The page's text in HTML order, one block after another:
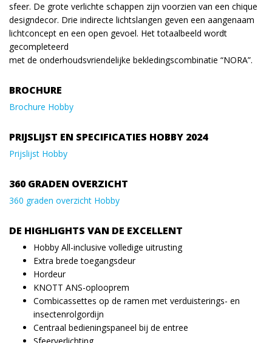
sfeer. De grote verlichte schappen zijn voorzien van een chique
designdecor. Drie indirecte lichtslangen geven een aangenaam
lichtconcept en een open gevoel. Het totaalbeeld wordt
gecompleteerd
met de onderhoudsvriendelijke bekledingscombinatie “NORA”.
BROCHURE
Brochure Hobby
PRIJSLIJST EN SPECIFICATIES HOBBY 2024
Prijslijst Hobby
360 GRADEN OVERZICHT
360 graden overzicht Hobby
DE HIGHLIGHTS VAN DE EXCELLENT
Hobby All-inclusive volledige uitrusting
Extra brede toegangsdeur
Hordeur
KNOTT ANS-oplooprem
Combicassettes op de ramen met verduisterings- en
insectenrolgordijn
Centraal bedieningspaneel bij de entree